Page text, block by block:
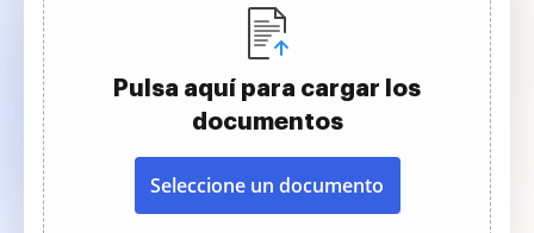
Pulsa aquí para cargar los
documentos
Seleccione un documento